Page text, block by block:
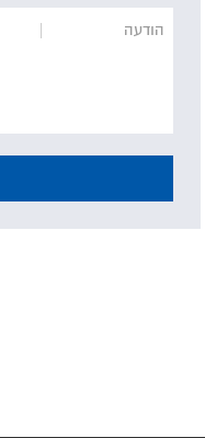
הודעה